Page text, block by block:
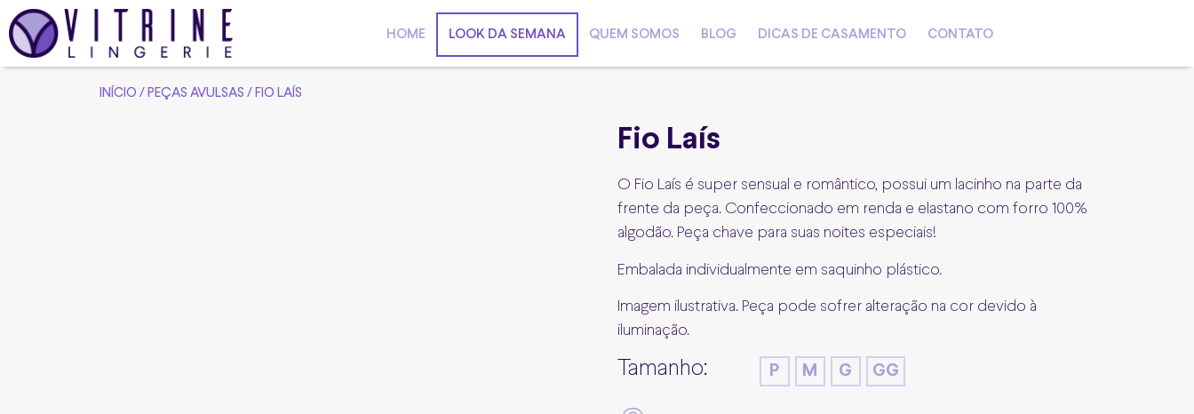
HOME LOOK DA SEMANA QUEM SOMOS BLOG DICAS DE CASAMENTO CONTATO
INÍCIO / PEÇAS AVULSAS / FIO LAÍS
Fio Laís
O Fio Laís é super sensual e romântico, possui um lacinho na parte da
frente da peça. Confeccionado em renda e elastano com forro 100%
algodão. Peça chave para suas noites especiais!
Embalada individualmente em saquinho plástico.
Imagem ilustrativa. Peça pode sofrer alteração na cor devido à
iluminação.
Tamanho: P M G GG